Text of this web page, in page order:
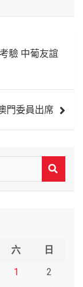
驗 中葡友誼
門委員出席
六
日
1
2